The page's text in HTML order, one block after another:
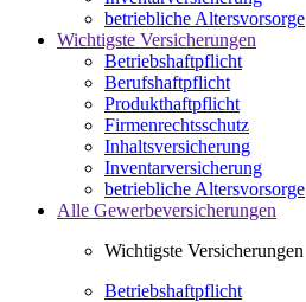
betriebliche Altersvorsorge
Wichtigste Versicherungen
Betriebshaftpflicht
Berufshaftpflicht
Produkthaftpflicht
Firmenrechtsschutz
Inhaltsversicherung
Inventarversicherung
betriebliche Altersvorsorge
Alle Gewerbeversicherungen
Wichtigste Versicherungen
Betriebshaftpflicht